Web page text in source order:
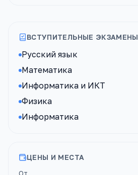
ВСТУПИТЕЛЬНЫЕ ЭКЗАМЕНЫ
Русский язык
Математика
Информатика и ИКТ
Физика
Информатика
ЦЕНЫ И МЕСТА
От